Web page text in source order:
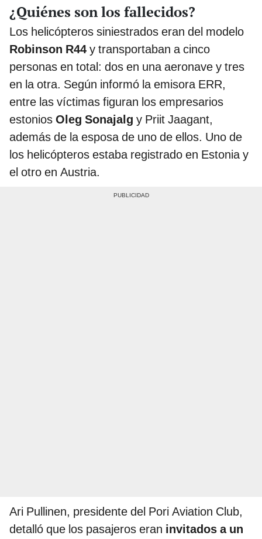
¿Quiénes son los fallecidos?
Los helicópteros siniestrados eran del modelo
Robinson R44 y transportaban a cinco
personas en total: dos en una aeronave y tres
en la otra. Según informó la emisora ERR,
entre las víctimas figuran los empresarios
estonios Oleg Sonajalg y Priit Jaagant,
además de la esposa de uno de ellos. Uno de
los helicópteros estaba registrado en Estonia y
el otro en Austria.
Ari Pullinen, presidente del Pori Aviation Club,
detalló que los pasajeros eran invitados a un